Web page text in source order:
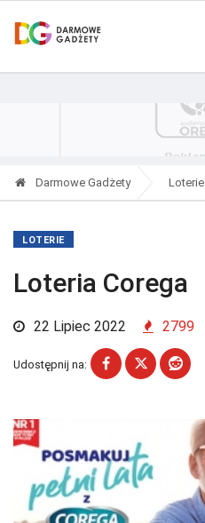
Darmowe Gadżety Loterie
LOTERIE
Loteria Corega
22 Lipiec 2022 2799
Udostępnij na: